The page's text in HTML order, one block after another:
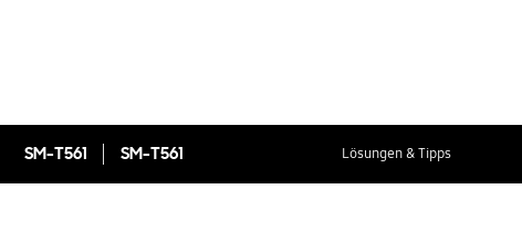
SM-T561 SM-T561 Lösungen & Tipps